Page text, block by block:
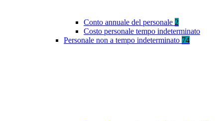
Conto annuale del personale 2
Costo personale tempo indeterminato
Personale non a tempo indeterminato 74